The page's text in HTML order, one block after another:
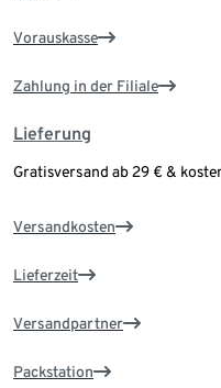
Vorauskasse
Zahlung in der Filiale
Lieferung
Gratisversand ab 29 € &
Versandkosten
Lieferzeit
Versandpartner
Packstation